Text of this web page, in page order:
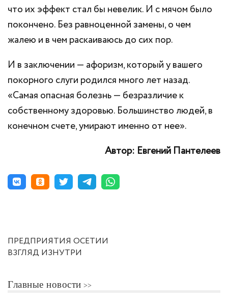
что их эффект стал бы невелик. И с мячом было
покончено. Без равноценной замены, о чем
жалею и в чем раскаиваюсь до сих пор.
И в заключении — афоризм, который у вашего
покорного слуги родился много лет назад.
«Самая опасная болезнь — безразличие к
собственному здоровью. Большинство людей, в
конечном счете, умирают именно от нее».
Автор: Евгений Пантелеев
ПРЕДПРИЯТИЯ ОСЕТИИ
ВЗГЛЯД ИЗНУТРИ
Главные новости